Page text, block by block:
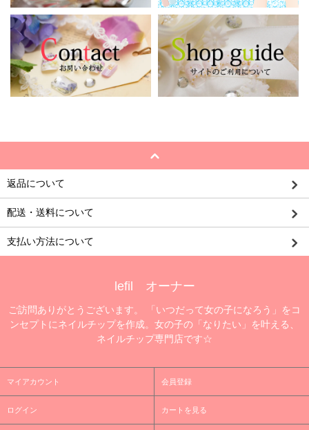
返品について
配送・送料について
支払い方法について
lefil オーナー
ご訪問ありがとうございます。 「いつだって女の子になろう」をコ
ンセプトにネイルチップを作成。女の子の「なりたい」を叶える、
ネイルチップ専門店です☆
マイアカウント 会員登録
ログイン カートを見る